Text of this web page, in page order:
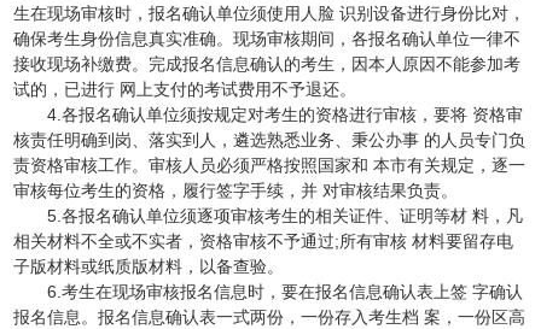
生在现场审核时，报名确认单位须使用人脸 识别设备进行身份比对，
确保考生身份信息真实准确。现场审核期间，各报名确认单位一律不
接收现场补缴费。完成报名信息确认的考生，因本人原因不能参加考
试的，已进行 网上支付的考试费用不予退还。
4.各报名确认单位须按规定对考生的资格进行审核，要将 资格审
核责任明确到岗、落实到人，遴选熟悉业务、秉公办事 的人员专门负
责资格审核工作。审核人员必须严格按照国家和 本市有关规定，逐一
审核每位考生的资格，履行签字手续，并 对审核结果负责。
5.各报名确认单位须逐项审核考生的相关证件、证明等材 料，凡
相关材料不全或不实者，资格审核不予通过;所有审核 材料要留存电
子版材料或纸质版材料，以备查验。
6.考生在现场审核报名信息时，要在报名信息确认表上签 字确认
报名信息。报名信息确认表一式两份，一份存入考生档 案，一份区高